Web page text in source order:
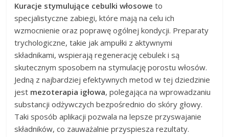
Kuracje stymulujące cebulki włosowe to
specjalistyczne zabiegi, które mają na celu ich
wzmocnienie oraz poprawę ogólnej kondycji. Preparaty
trychologiczne, takie jak ampułki z aktywnymi
składnikami, wspierają regenerację cebulek i są
skutecznym sposobem na stymulację porostu włosów.
Jedną z najbardziej efektywnych metod w tej dziedzinie
jest mezoterapia igłowa, polegająca na wprowadzaniu
substancji odżywczych bezpośrednio do skóry głowy.
Taki sposób aplikacji pozwala na lepsze przyswajanie
składników, co zauważalnie przyspiesza rezultaty.